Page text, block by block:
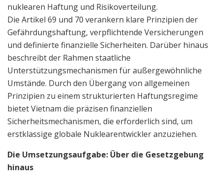
nuklearen Haftung und Risikoverteilung.
Die Artikel 69 und 70 verankern klare Prinzipien der
Gefährdungshaftung, verpflichtende Versicherungen
und definierte finanzielle Sicherheiten. Darüber hinaus
beschreibt der Rahmen staatliche
Unterstützungsmechanismen für außergewöhnliche
Umstände. Durch den Übergang von allgemeinen
Prinzipien zu einem strukturierten Haftungsregime
bietet Vietnam die präzisen finanziellen
Sicherheitsmechanismen, die erforderlich sind, um
erstklassige globale Nuklearentwickler anzuziehen.
Die Umsetzungsaufgabe: Über die Gesetzgebung
hinaus